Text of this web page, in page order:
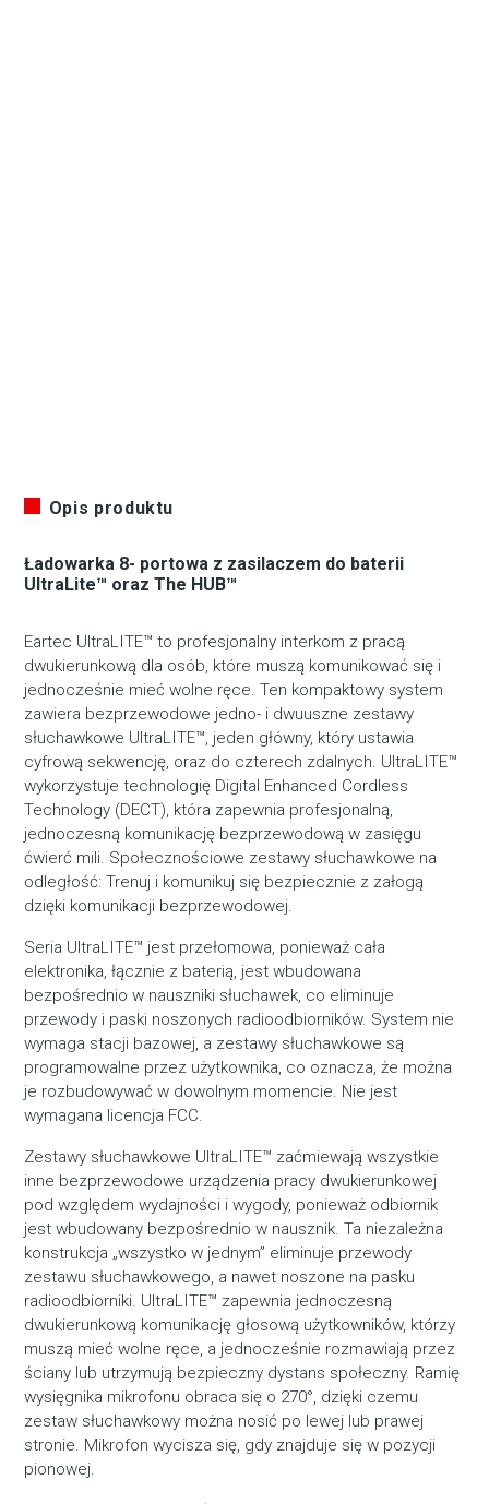
Opis produktu
Ładowarka 8- portowa z zasilaczem do baterii
UltraLite™ oraz The HUB™
Eartec UltraLITE™ to profesjonalny interkom z pracą
dwukierunkową dla osób, które muszą komunikować się i
jednocześnie mieć wolne ręce. Ten kompaktowy system
zawiera bezprzewodowe jedno- i dwuuszne zestawy
słuchawkowe UltraLITE™, jeden główny, który ustawia
cyfrową sekwencję, oraz do czterech zdalnych. UltraLITE™
wykorzystuje technologię Digital Enhanced Cordless
Technology (DECT), która zapewnia profesjonalną,
jednoczesną komunikację bezprzewodową w zasięgu
ćwierć mili. Społecznościowe zestawy słuchawkowe na
odległość: Trenuj i komunikuj się bezpiecznie z załogą
dzięki komunikacji bezprzewodowej.
Seria UltraLITE™ jest przełomowa, ponieważ cała
elektronika, łącznie z baterią, jest wbudowana
bezpośrednio w nauszniki słuchawek, co eliminuje
przewody i paski noszonych radioodbiorników. System nie
wymaga stacji bazowej, a zestawy słuchawkowe są
programowalne przez użytkownika, co oznacza, że można
je rozbudowywać w dowolnym momencie. Nie jest
wymagana licencja FCC.
Zestawy słuchawkowe UltraLITE™ zaćmiewają wszystkie
inne bezprzewodowe urządzenia pracy dwukierunkowej
pod względem wydajności i wygody, ponieważ odbiornik
jest wbudowany bezpośrednio w nausznik. Ta niezależna
konstrukcja „wszystko w jednym” eliminuje przewody
zestawu słuchawkowego, a nawet noszone na pasku
radioodbiorniki. UltraLITE™ zapewnia jednoczesną
dwukierunkową komunikację głosową użytkowników, którzy
muszą mieć wolne ręce, a jednocześnie rozmawiają przez
ściany lub utrzymują bezpieczny dystans społeczny. Ramię
wysięgnika mikrofonu obraca się o 270°, dzięki czemu
zestaw słuchawkowy można nosić po lewej lub prawej
stronie. Mikrofon wycisza się, gdy znajduje się w pozycji
pionowej.